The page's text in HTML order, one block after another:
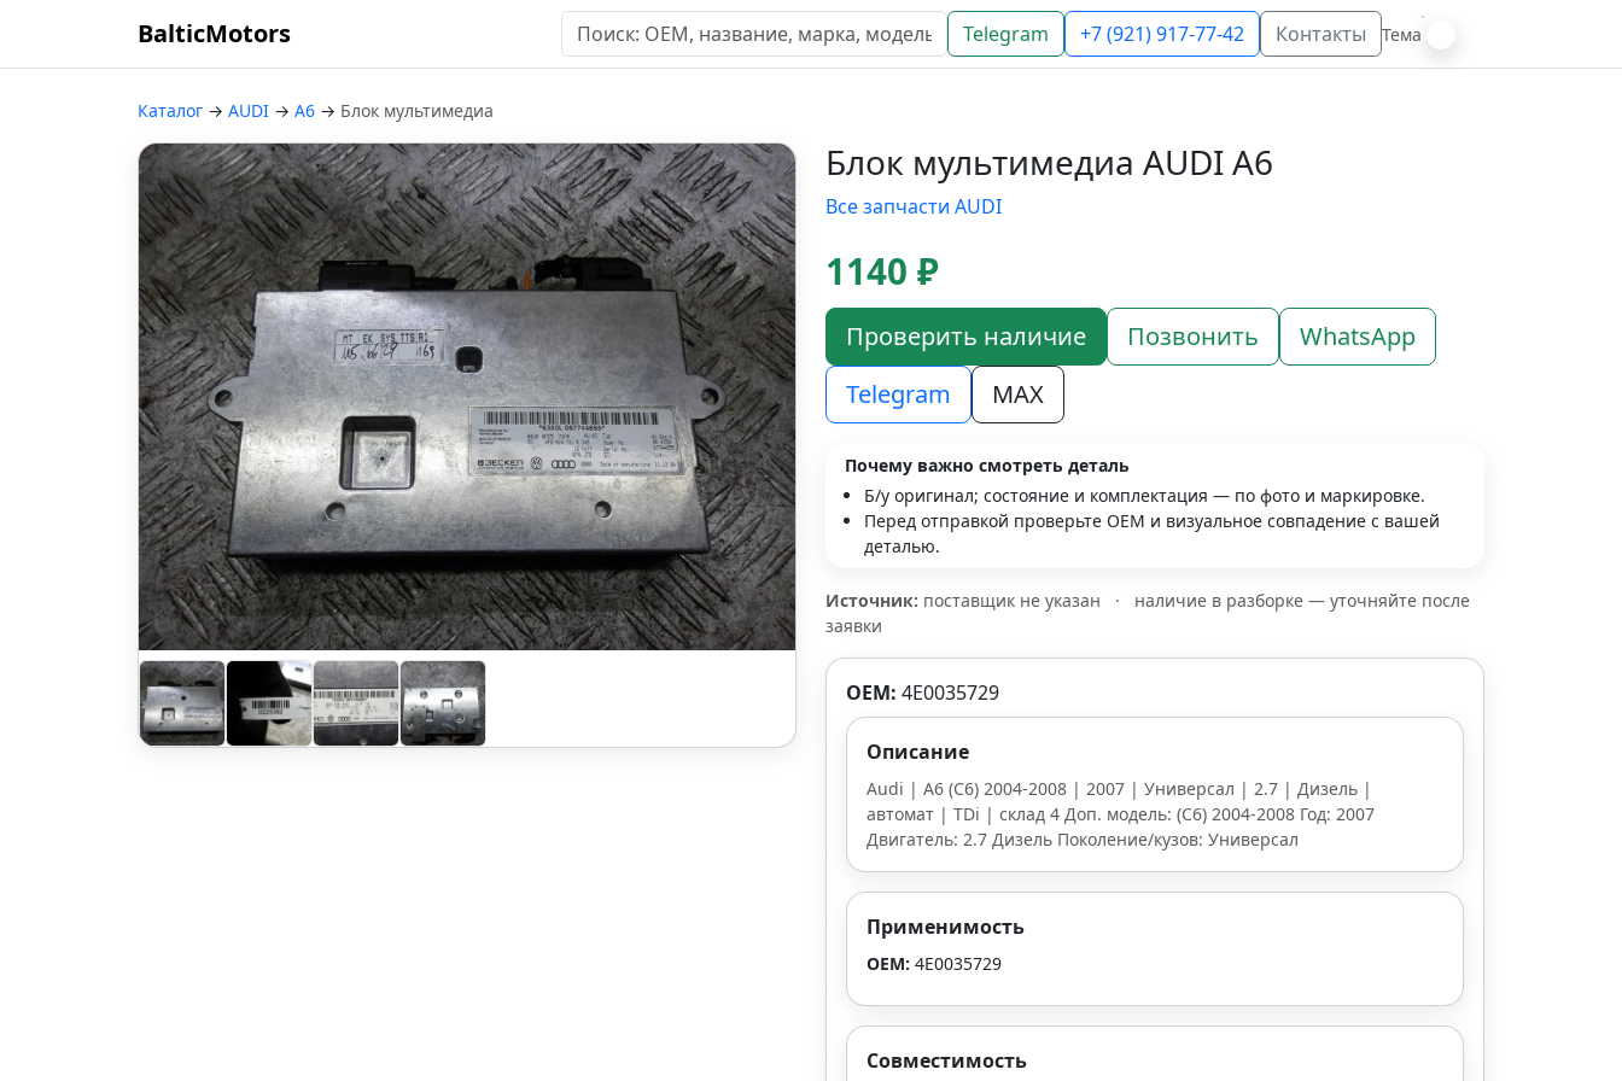
BalticMotors Telegram +7 (921) 917-77-42 Контакты Тема
Каталог → AUDI → A6 → Блок мультимедиа
Блок мультимедиа AUDI A6
Все запчасти AUDI
1140 ₽
Проверить наличие Позвонить
WhatsApp
Telegram
MAX
Почему важно смотреть деталь
Б/у оригинал; состояние и комплектация — по фото и маркировке.
Перед отправкой проверьте OEM и визуальное совпадение с вашей
деталью.
Источник: поставщик не указан ·
наличие в разборке — уточняйте после
заявки
OEM: 4E0035729
Описание
Audi | A6 (С6) 2004-2008 | 2007 | Универсал | 2.7 | Дизель |
автомат | TDi | склад 4 Доп. модель: (С6) 2004-2008 Год: 2007
Двигатель: 2.7 Дизель Поколение/кузов: Универсал
Применимость
OEM: 4E0035729
Совместимость